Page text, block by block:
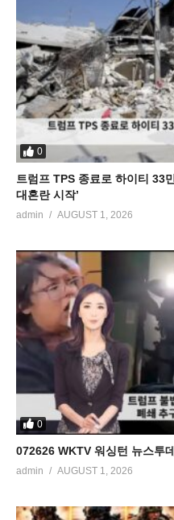
0
트럼프 TPS 종료로 하이티 33
대혼란 시작’
admin AUGUST 1, 2026
0
072626 WKTV 워싱턴 뉴스투
admin AUGUST 1, 2026